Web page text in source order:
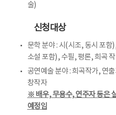
술)
신청대상
문학 분야 : 시(시조, 동시 포
소설 포함), 수필, 평론, 희곡
공연예술 분야 : 희곡작가, 연
창작자
※ 배우, 무용수, 연주자 등은
예정임